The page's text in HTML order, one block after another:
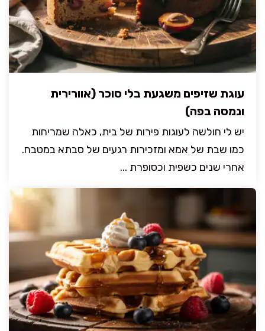
עוגת שזיפים משגעת בלי סוכר (אוורירית
ונמסה בפה)
יש לי חולשה לעוגות פירות של בית, כאלה שמריחות
כמו שבת של אמא ומזכירות רגעים של סבתא במטבח.
אחרי שנים כשפית וכסופרת ...